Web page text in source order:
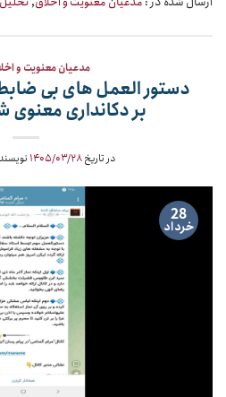
مدعیان معنویت و
دستور العمل های بی
بر دکانداری معنوی
در تاریخ۱۴۰۵/۰۳/۲۸
28
خرداد